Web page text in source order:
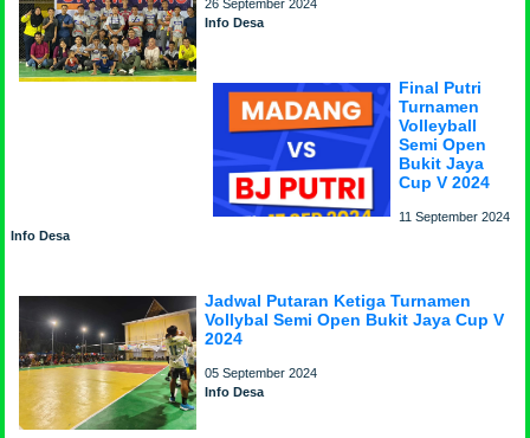
26 September 2024
Info Desa
Final Putri
Turnamen
Volleyball
Semi Open
Bukit Jaya
Cup V 2024
11 September 2024
Info Desa
Jadwal Putaran Ketiga Turnamen
Vollybal Semi Open Bukit Jaya Cup V
2024
05 September 2024
Info Desa